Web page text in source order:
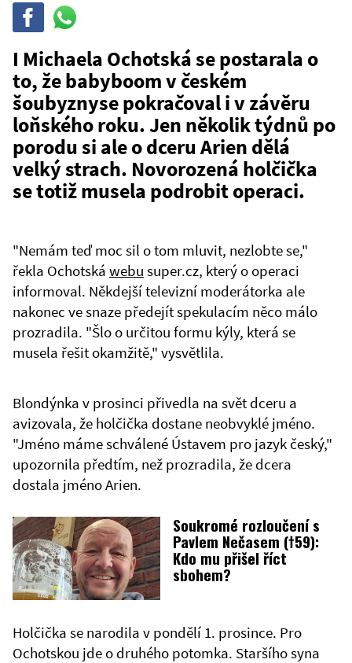
Sdílej
WhatsAppu
I Michaela Ochotská se postarala o
to, že babyboom v českém
šoubyznyse pokračoval i v závěru
loňského roku. Jen několik týdnů po
porodu si ale o dceru Arien dělá
velký strach. Novorozená holčička
se totiž musela podrobit operaci.
"Nemám teď moc sil o tom mluvit, nezlobte se,"
řekla Ochotská webu super.cz, který o operaci
informoval. Někdejší televizní moderátorka ale
nakonec ve snaze předejít spekulacím něco málo
prozradila. "Šlo o určitou formu kýly, která se
musela řešit okamžitě," vysvětlila.
Blondýnka v prosinci přivedla na svět dceru a
avizovala, že holčička dostane neobvyklé jméno.
"Jméno máme schválené Ústavem pro jazyk český,"
upozornila předtím, než prozradila, že dcera
dostala jméno Arien.
Soukromé rozloučení s
Pavlem Nečasem (†59):
Kdo mu přišel říct
sbohem?
Holčička se narodila v pondělí 1. prosince. Pro
Ochotskou jde o druhého potomka. Staršího syna